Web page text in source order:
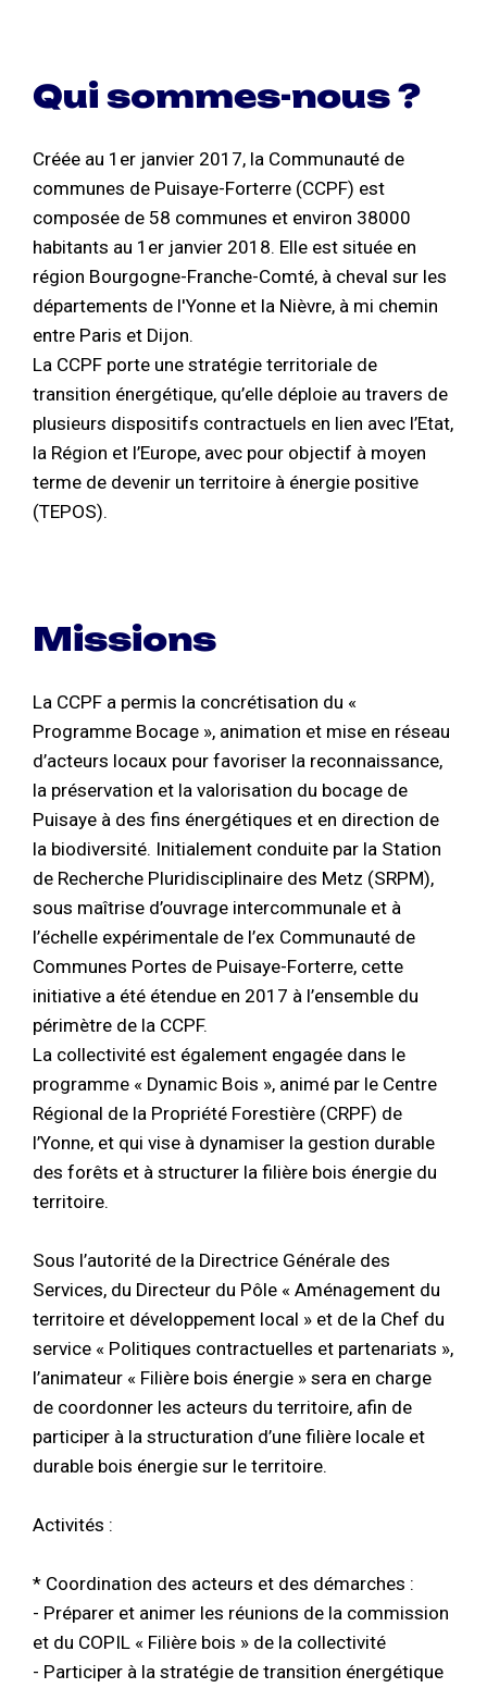
Qui sommes-nous ?
Créée au 1er janvier 2017, la Communauté de
communes de Puisaye-Forterre (CCPF) est
composée de 58 communes et environ 38000
habitants au 1er janvier 2018. Elle est située en
région Bourgogne-Franche-Comté, à cheval sur les
départements de l'Yonne et la Nièvre, à mi chemin
entre Paris et Dijon.
La CCPF porte une stratégie territoriale de
transition énergétique, qu’elle déploie au travers de
plusieurs dispositifs contractuels en lien avec l’Etat,
la Région et l’Europe, avec pour objectif à moyen
terme de devenir un territoire à énergie positive
(TEPOS).
Missions
La CCPF a permis la concrétisation du «
Programme Bocage », animation et mise en réseau
d’acteurs locaux pour favoriser la reconnaissance,
la préservation et la valorisation du bocage de
Puisaye à des fins énergétiques et en direction de
la biodiversité. Initialement conduite par la Station
de Recherche Pluridisciplinaire des Metz (SRPM),
sous maîtrise d’ouvrage intercommunale et à
l’échelle expérimentale de l’ex Communauté de
Communes Portes de Puisaye-Forterre, cette
initiative a été étendue en 2017 à l’ensemble du
périmètre de la CCPF.
La collectivité est également engagée dans le
programme « Dynamic Bois », animé par le Centre
Régional de la Propriété Forestière (CRPF) de
l’Yonne, et qui vise à dynamiser la gestion durable
des forêts et à structurer la filière bois énergie du
territoire.
Sous l’autorité de la Directrice Générale des
Services, du Directeur du Pôle « Aménagement du
territoire et développement local » et de la Chef du
service « Politiques contractuelles et partenariats »,
l’animateur « Filière bois énergie » sera en charge
de coordonner les acteurs du territoire, afin de
participer à la structuration d’une filière locale et
durable bois énergie sur le territoire.
Activités :
* Coordination des acteurs et des démarches :
- Préparer et animer les réunions de la commission
et du COPIL « Filière bois » de la collectivité
- Participer à la stratégie de transition énergétique